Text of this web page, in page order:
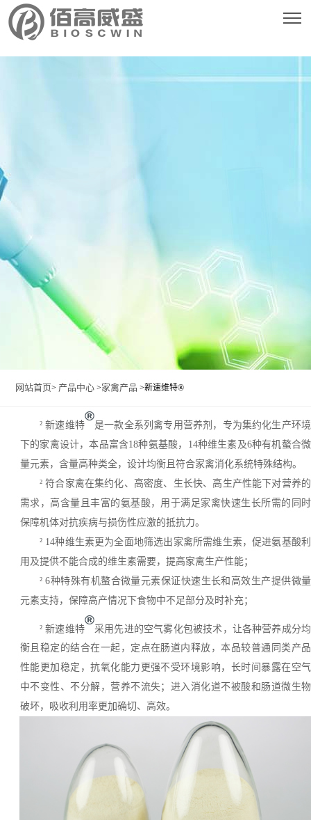
网站首页> 产品中心 >家禽产品 >新速维特®
²新速维特
®
是一款全系列禽专用营养剂，专为集约化生产环境
下的家禽设计，本品富含18种氨基酸，14种维生素及6种有机螯合微
量元素，含量高种类全，设计均衡且符合家禽消化系统特殊结构。
²符合家禽在集约化、高密度、生长快、高生产性能下对营养的
需求，高含量且丰富的氨基酸，用于满足家禽快速生长所需的同时
保障机体对抗疾病与损伤性应激的抵抗力。
² 14种维生素更为全面地筛选出家禽所需维生素，促进氨基酸利
用及提供不能合成的维生素需要，提高家禽生产性能；
²6种特殊有机螯合微量元素保证快速生长和高效生产提供微量
元素支持，保障高产情况下食物中不足部分及时补充；
²新速维特
®
采用先进的空气雾化包被技术，让各种营养成分均
衡且稳定的结合在一起，定点在肠道内释放，本品较普通同类产品
性能更加稳定，抗氧化能力更强不受环境影响，长时间暴露在空气
中不变性、不分解，营养不流失；进入消化道不被酸和肠道微生物
破坏，吸收利用率更加确切、高效。